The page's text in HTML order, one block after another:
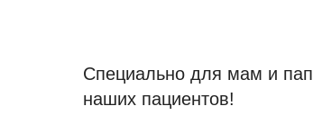
Специально для мам и пап
наших пациентов!